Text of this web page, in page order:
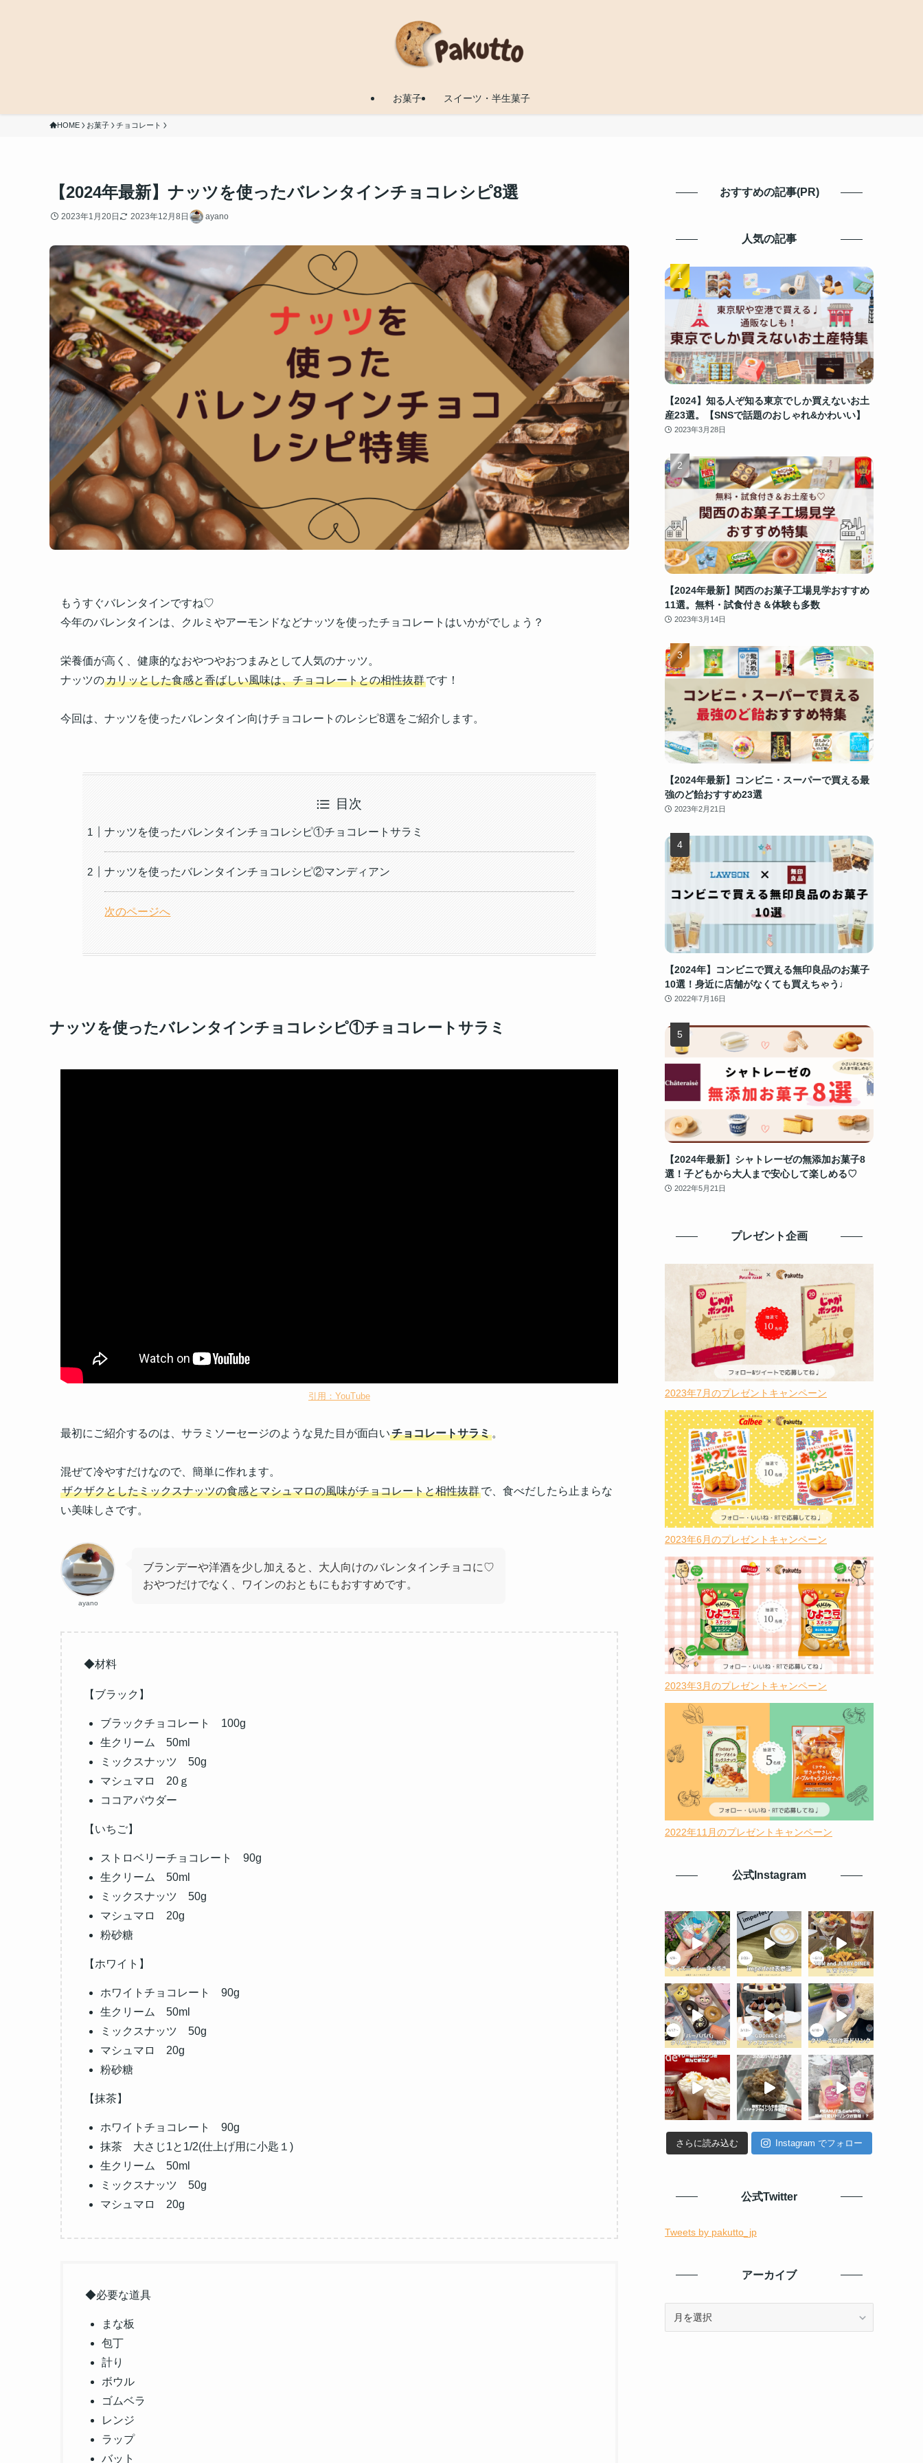
お菓子 スイーツ・半生菓子
HOME お菓子 チョコレート
【2024年最新】ナッツを使ったバレンタインチョコレシピ8選
2023年1月20日 2023年12月8日 ayano
もうすぐバレンタインですね♡
今年のバレンタインは、クルミやアーモンドなどナッツを使ったチョコレートはいかがでしょう？
栄養価が高く、健康的なおやつやおつまみとして人気のナッツ。
ナッツのカリッとした食感と香ばしい風味は、チョコレートとの相性抜群です！
今回は、ナッツを使ったバレンタイン向けチョコレートのレシピ8選をご紹介します。
目次
ナッツを使ったバレンタインチョコレシピ①チョコレートサラミ
ナッツを使ったバレンタインチョコレシピ②マンディアン
次のページへ
ナッツを使ったバレンタインチョコレシピ①チョコレートサラミ
引用：YouTube
最初にご紹介するのは、サラミソーセージのような見た目が面白いチョコレートサラミ 。
混ぜて冷やすだけなので、簡単に作れます。
ザクザクとしたミックスナッツの食感とマシュマロの風味がチョコレートと相性抜群で、食べだしたら止まらな
い美味しさです。
ayano
ブランデーや洋酒を少し加えると、大人向けのバレンタインチョコに♡
おやつだけでなく、ワインのおともにもおすすめです。
◆材料
【ブラック】
ブラックチョコレート 100g
生クリーム 50ml
ミックスナッツ 50g
マシュマロ 20ｇ
ココアパウダー
【いちご】
ストロベリーチョコレート 90g
生クリーム 50ml
ミックスナッツ 50g
マシュマロ 20g
粉砂糖
【ホワイト】
ホワイトチョコレート 90g
生クリーム 50ml
ミックスナッツ 50g
マシュマロ 20g
粉砂糖
【抹茶】
ホワイトチョコレート 90g
抹茶 大さじ1と1/2(仕上げ用に小匙１)
生クリーム 50ml
ミックスナッツ 50g
マシュマロ 20g
◆必要な道具
まな板
包丁
計り
ボウル
ゴムベラ
レンジ
ラップ
バット
おすすめの記事(PR)
人気の記事
【2024】知る人ぞ知る東京でしか買えないお土
産23選。【SNSで話題のおしゃれ&かわいい】
2023年3月28日
【2024年最新】関西のお菓子工場見学おすすめ
11選。無料・試食付き＆体験も多数
2023年3月14日
【2024年最新】コンビニ・スーパーで買える最
強のど飴おすすめ23選
2023年2月21日
【2024年】コンビニで買える無印良品のお菓子
10選！身近に店舗がなくても買えちゃう♩
2022年7月16日
【2024年最新】シャトレーゼの無添加お菓子8
選！子どもから大人まで安心して楽しめる♡
2022年5月21日
プレゼント企画
2023年7月のプレゼントキャンペーン
2023年6月のプレゼントキャンペーン
2023年3月のプレゼントキャンペーン
2022年11月のプレゼントキャンペーン
公式Instagram
さらに読み込む Instagram でフォロー
公式Twitter
Tweets by pakutto_jp
アーカイブ